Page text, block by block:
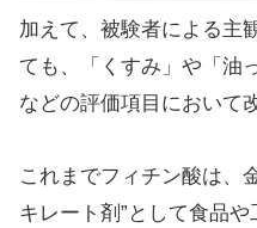
加えて、被験者による主
ても、「くすみ」や「油
などの評価項目において
これまでフィチン酸は、
キレート剤”として食品